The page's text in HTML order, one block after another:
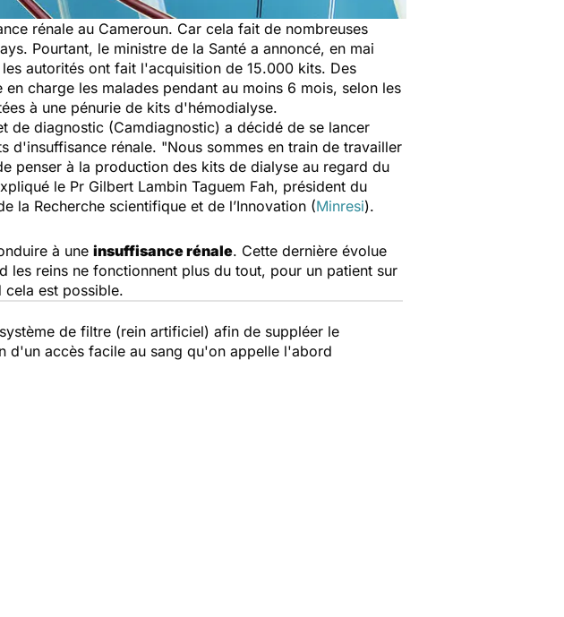
rénale au Cameroun. Car cela fait de nombreuses
Pourtant, le ministre de la Santé a annoncé, en mai
autorités ont fait l'acquisition de 15.000 kits. Des
charge les malades pendant au moins 6 mois, selon les
à une pénurie de kits d'hémodialyse.
de diagnostic (Camdiagnostic) a décidé de se lancer
d'insuffisance rénale. "Nous sommes en train de travailler
penser à la production des kits de dialyse au regard du
le Pr Gilbert Lambin Taguem Fah, président du
la Recherche scientifique et de l’Innovation (Minresi).
à une insuffisance rénale. Cette dernière évolue
les reins ne fonctionnent plus du tout, pour un patient sur
est possible.
de filtre (rein artificiel) afin de suppléer le
d'un accès facile au sang qu'on appelle l'abord